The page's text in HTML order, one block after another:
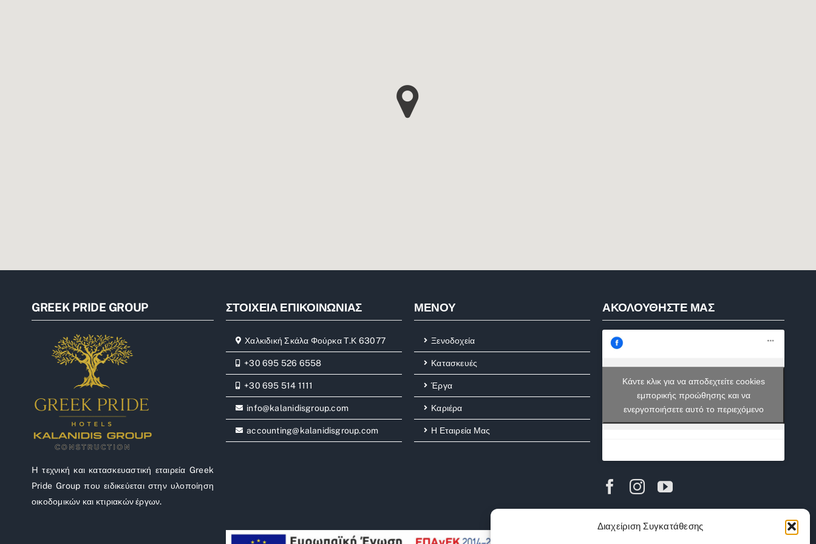
Διαχείριση Συγκατάθεσης
GREEK PRIDE GROUP
H τεχνική και κατασκευαστική εταιρεία Greek
Pride Group που ειδικεύεται στην υλοποίηση
οικοδομικών και κτιριακών έργων.
ΣΤΟΙΧΕΙΑ ΕΠΙΚΟΙΝΩΝΙΑΣ
Χαλκιδική Σκάλα Φούρκα Τ.Κ 63077
+30 695 526 6558
+30 695 514 1111
info@kalanidisgroup.com
accounting@kalanidisgroup.com
ΜΕΝΟΥ
Ξενοδοχεία
Κατασκευές
Έργα
Καριέρα
Η Εταιρεία Μας
ΑΚΟΛΟΥΘΗΣΤΕ ΜΑΣ
Κάντε κλικ για να αποδεχτείτε cookies
εμπορικής προώθησης και να
ενεργοποιήσετε αυτό το περιεχόμενο